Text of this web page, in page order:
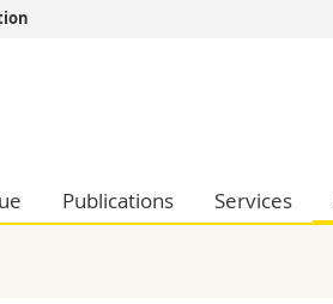
humaines
et de la formation
Publications Services